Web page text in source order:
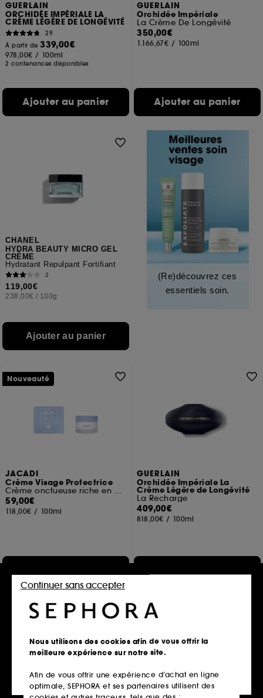
GUERLAIN
ORCHIDÉE IMPÉRIALE LA
CRÈME LÉGÈRE DE LONGÉVITÉ
29
À partir de339,00€
978,00€ / 100ml
2 contenances disponibles
Ajouter au panier
GUERLAIN
Orchidée Impériale
La Crème De Longévité
350,00€
1.166,67€ / 100ml
Ajouter au panier
CHANEL
HYDRA BEAUTY MICRO GEL
CRÈME
Hydratant Repulpant Fortifiant
2
119,00€
238,00€ / 100g
Ajouter au panier
(Re)découvrez ces
essentiels soin.
JACADI
Crème Visage Protectrice
Crème onctueuse riche en Acide Hyaluronique
59,00€
118,00€ / 100ml
Nouveauté
GUERLAIN
Orchidée Impériale La
Crème Légère de Longévité
La Recharge
409,00€
818,00€ / 100ml
Nous utilisons des cookies afin de vous offrir la
meilleure expérience sur notre site.
Afin de vous offrir une expérience d’achat en ligne
optimale, SEPHORA et ses partenaires utilisent des
Continuer sans accepter